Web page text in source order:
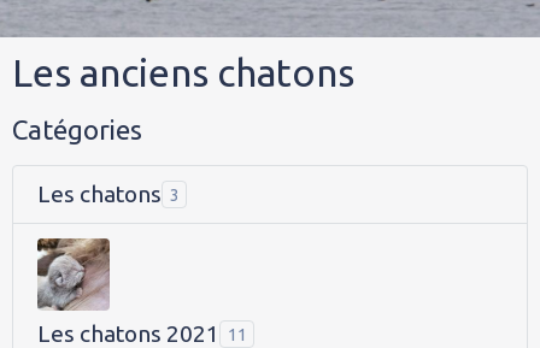
Les anciens chatons
Catégories
Les chatons 3
Les chatons 2021 11